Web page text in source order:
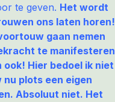
te geven. Het wordt
ons laten horen!
gaan nemen
te manifesteren
Hier bedoel ik niet
plots een eigen
Absoluut niet. Het